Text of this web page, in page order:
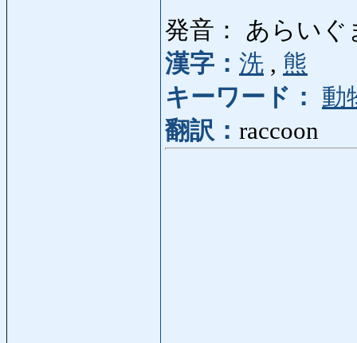
発音： あらいぐ
漢字： 洗 , 熊
キーワード：
動
翻訳： raccoon